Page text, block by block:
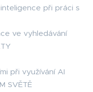
při práci s
ve vyhledávání
při využívání AI
SVĚTĚ